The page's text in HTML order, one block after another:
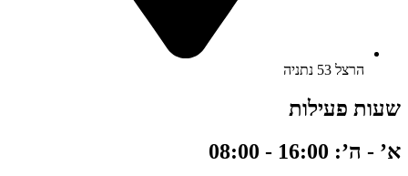
הרצל 53 נתניה
שעות פעילות
א’ - ה’: 16:00 - 08:00